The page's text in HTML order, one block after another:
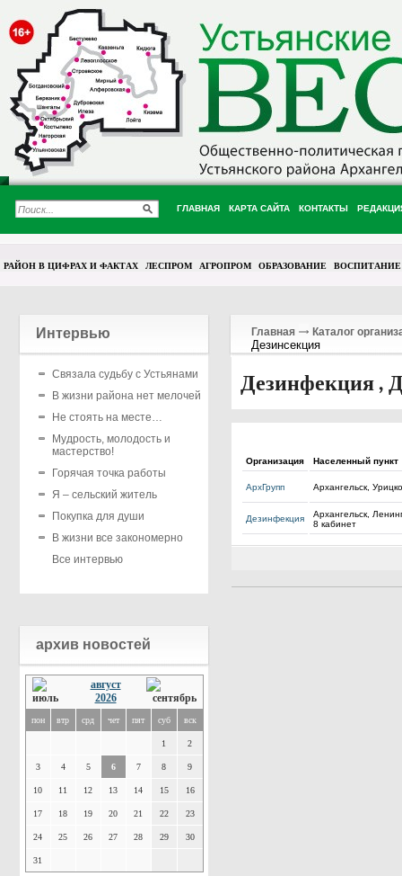
ГЛАВНАЯ КАРТА САЙТА КОНТАКТЫ
РАЙОН В ЦИФРАХ И ФАКТАХ ЛЕСПРОМ АГРОПРОМ ОБРАЗОВАНИЕ ВОСПИТАНИЕ
Интервью
Связала судьбу с Устьянами
В жизни района нет мелочей
Не стоять на месте…
Мудрость, молодость и
мастерство!
Горячая точка работы
Я – сельский житель
Покупка для души
В жизни все закономерно
Все интервью
архив новостей
август
2026
пон втр срд чет пят суб вск
1 2
3 4 5 6 7 8 9
10 11 12 13 14 15 16
17 18 19 20 21 22 23
24 25 26 27 28 29 30
31
Главная Каталог
Дезинсекция
Дезинфекция ,
Организация Населенный пункт
АрхГрупп Архангельск,
Дезинфекция
Архангельск,
8 кабинет